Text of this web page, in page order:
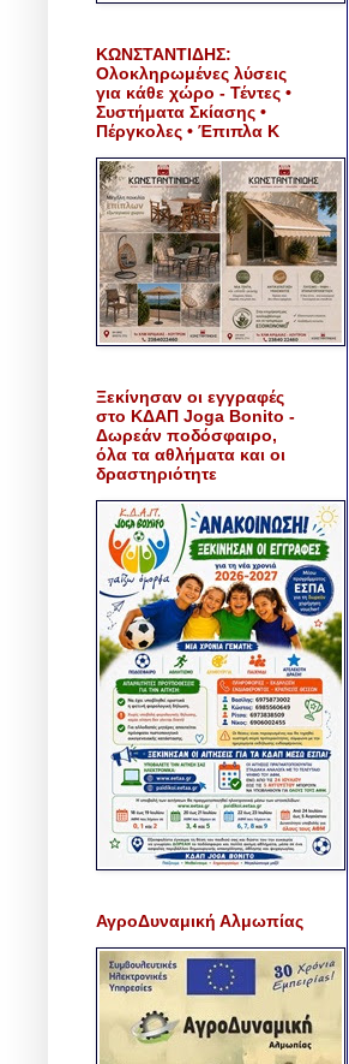
ΚΩΝΣΤΑΝΤΙΔΗΣ:
Ολοκληρωμένες λύσεις
για κάθε χώρο - Τέντες •
Συστήματα Σκίασης •
Πέργκολες • Έπιπλα Κ
Ξεκίνησαν οι εγγραφές
στο ΚΔΑΠ Joga Bonito -
Δωρεάν ποδόσφαιρο,
όλα τα αθλήματα και οι
δραστηριότητε
ΑγροΔυναμική Αλμωπίας